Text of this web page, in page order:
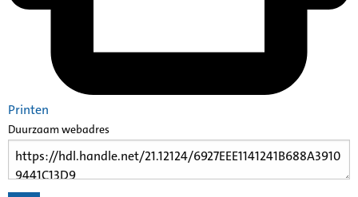
Printen
Duurzaam webadres